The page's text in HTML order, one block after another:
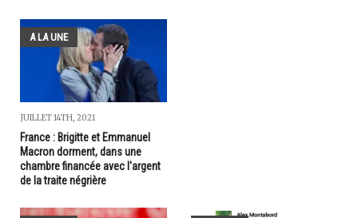
A LA UNE
JUILLET 14TH, 2021
France : Brigitte et Emmanuel
Macron dorment, dans une
chambre financée avec l'argent
de la traite négrière